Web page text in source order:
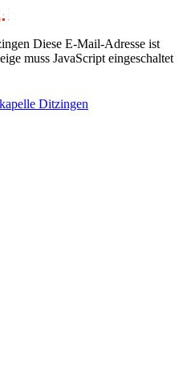
Diese E-Mail-Adresse ist
muss JavaScript eingeschaltet